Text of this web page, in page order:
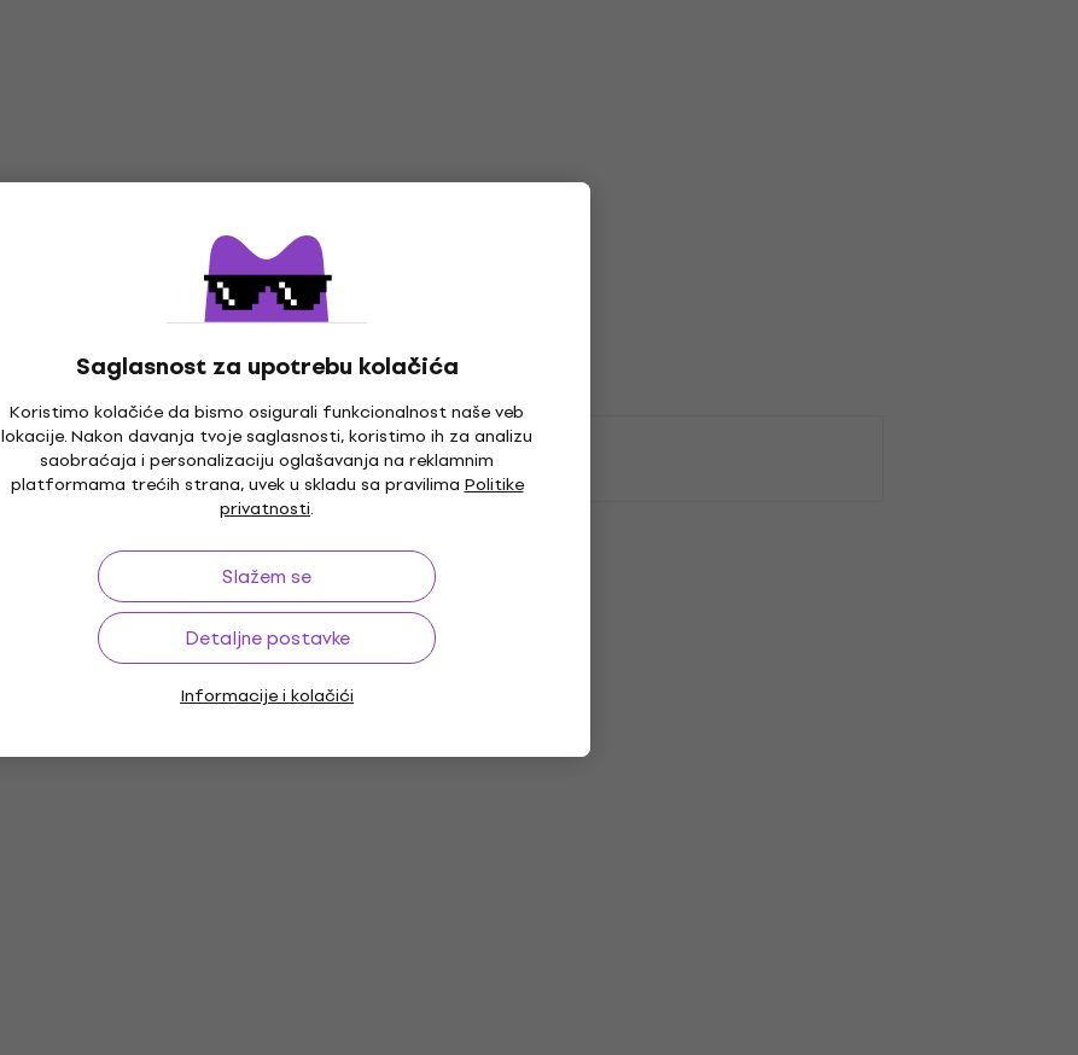
Saglasnost za upotrebu kolačića
Koristimo kolačiće da bismo osigurali funkcionalnost naše veb
lokacije. Nakon davanja tvoje saglasnosti, koristimo ih za analizu
saobraćaja i personalizaciju oglašavanja na reklamnim
platformama trećih strana, uvek u skladu sa pravilimaPolitike
privatnosti.
Slažem se
Detaljne postavke
Informacije i kolačići